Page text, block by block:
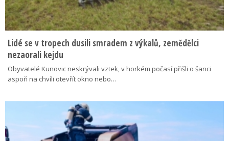
Lidé se v tropech dusili smradem z výkalů, zemědělci
nezaorali kejdu
Obyvatelé Kunovic neskrývali vztek, v horkém počasí přišli o šanci
aspoň na chvíli otevřít okno nebo…